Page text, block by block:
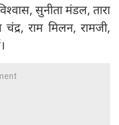
सुनीता मंडल, तारा
राम मिलन, रामजी,